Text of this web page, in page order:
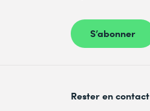
S’abonner
Rester en contact